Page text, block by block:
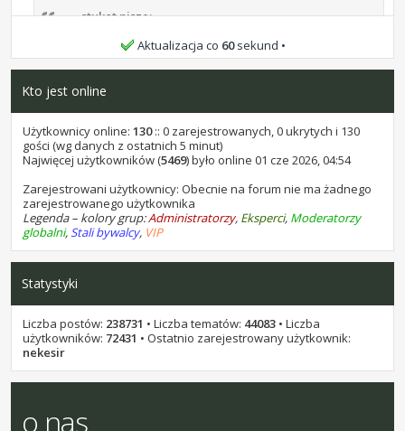
stukot pisze:
najlepszego.
stukot•25 lip 2026, 10:32
bochen9 i samel 15, życzę Wam wszystkiego najlepszego.
stukot•07 lip 2026, 16:58
stukot•18 cze 2026, 14:22
Kaen1227, życzę Ci wszystkiego najlepszego.
stukot•17 cze 2026, 21:12
Stamp Remover 18. Na sharewareonsale
stukot 01 cze 2026, 10:40
Areecki, życzę Ci wszystkiego najlepszego.
leon1956, życzę Ci wszystkiego najlepszego.
Aktualizacja co 60sekund
Kto jest online
Użytkownicy online: 130:: 0 zarejestrowanych, 0 ukrytych i 130
gości (wg danych z ostatnich 5 minut)
Najwięcej użytkowników (5469) było online 01 cze 2026, 04:54
Zarejestrowani użytkownicy: Obecnie na forum nie ma żadnego
zarejestrowanego użytkownika
Legenda – kolory grup:Administratorzy, Eksperci, Moderatorzy
globalni,Stali bywalcy, VIP
Statystyki
Liczba postów: 238731 • Liczba tematów: 44083 • Liczba
użytkowników: 72431 • Ostatnio zarejestrowany użytkownik:
nekesir
o nas